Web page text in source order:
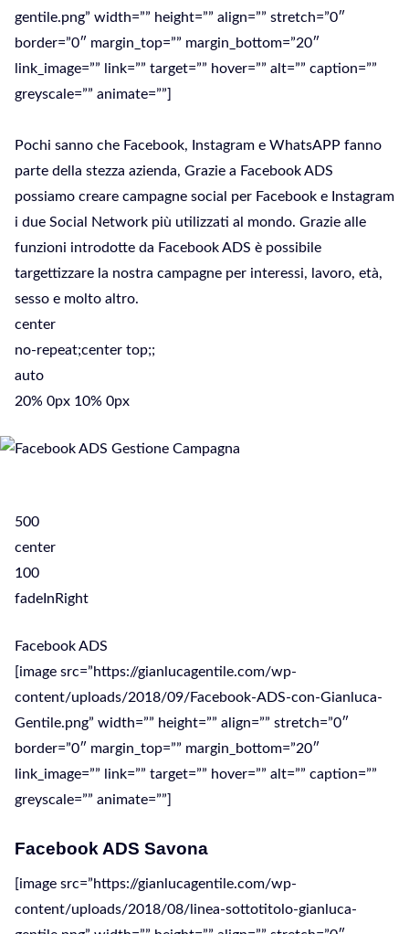
gentile.png” width=”” height=”” align=”” stretch=”0″
border=”0″ margin_top=”” margin_bottom=”20″
link_image=”” link=”” target=”” hover=”” alt=”” caption=””
greyscale=”” animate=””]
Pochi sanno che Facebook, Instagram e WhatsAPP fanno
parte della stezza azienda, Grazie a Facebook ADS
possiamo creare campagne social per Facebook e Instagram
i due Social Network più utilizzati al mondo. Grazie alle
funzioni introdotte da Facebook ADS è possibile
targettizzare la nostra campagne per interessi, lavoro, età,
sesso e molto altro.
center
no-repeat;center top;;
auto
20% 0px 10% 0px
500
center
100
fadeInRight
Facebook ADS
[image src=”https://gianlucagentile.com/wp-
content/uploads/2018/09/Facebook-ADS-con-Gianluca-
Gentile.png” width=”” height=”” align=”” stretch=”0″
border=”0″ margin_top=”” margin_bottom=”20″
link_image=”” link=”” target=”” hover=”” alt=”” caption=””
greyscale=”” animate=””]
Facebook ADS Savona
[image src=”https://gianlucagentile.com/wp-
content/uploads/2018/08/linea-sottotitolo-gianluca-